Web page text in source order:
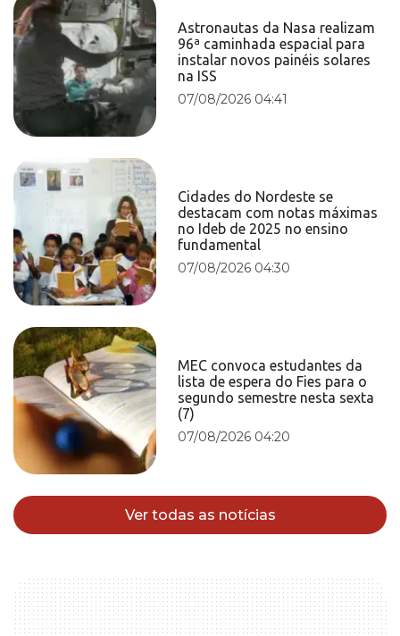
Astronautas da Nasa realizam
96ª caminhada espacial para
instalar novos painéis solares
na ISS
07/08/2026 04:41
Cidades do Nordeste se
destacam com notas máximas
no Ideb de 2025 no ensino
fundamental
07/08/2026 04:30
MEC convoca estudantes da
lista de espera do Fies para o
segundo semestre nesta sexta
(7)
07/08/2026 04:20
Ver todas as notícias